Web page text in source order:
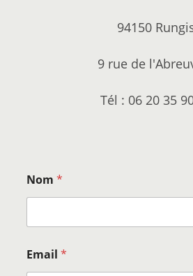
94150
9 rue de
Tél : 06 20 35
Nom*
Email*